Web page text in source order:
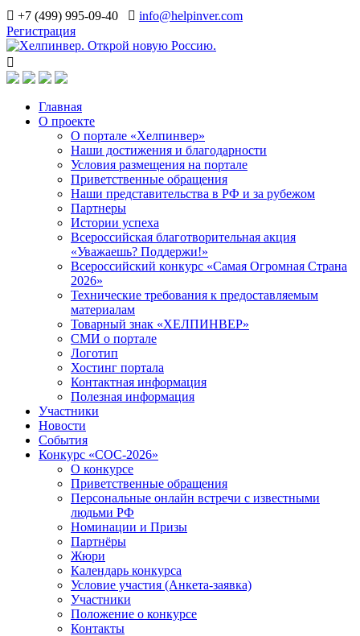
+7 (499) 995-09-40
info@helpinver.com
Регистрация
Главная
О проекте
О портале «Хелпинвер»
Наши достижения и благодарности
Условия размещения на портале
Приветственные обращения
Наши представительства в РФ и за рубежом
Партнеры
Истории успеха
Всероссийская благотворительная акция
«Уважаешь? Поддержи!»
Всероссийский конкурс «Самая Огромная Страна
2026»
Технические требования к предоставляемым
материалам
Товарный знак «ХЕЛПИНВЕР»
СМИ о портале
Логотип
Хостинг портала
Контактная информация
Полезная информация
Участники
Новости
События
Конкурс «СОС-2026»
О конкурсе
Приветственные обращения
Персональные онлайн встречи с известными
людьми РФ
Номинации и Призы
Партнёры
Жюри
Календарь конкурса
Условие участия (Анкета-заявка)
Участники
Положение о конкурсе
Контакты